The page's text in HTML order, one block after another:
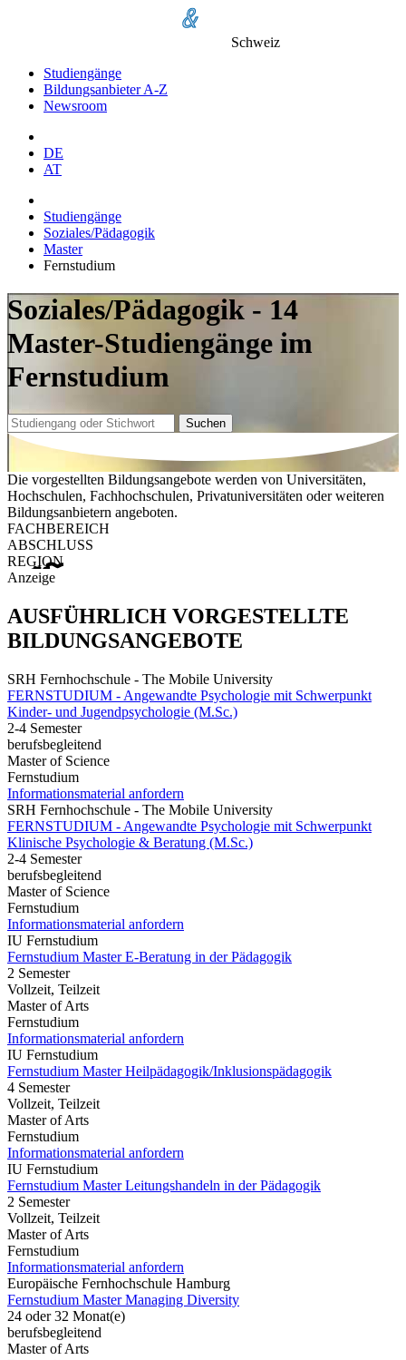
Schweiz
Studiengänge
Bildungsanbieter A-Z
Newsroom
DE
AT
Studiengänge
Soziales/Pädagogik
Master
Fernstudium
Soziales/Pädagogik - 14
Master-Studiengänge im
Fernstudium
Suchen
Die vorgestellten Bildungsangebote werden von Universitäten,
Hochschulen, Fachhochschulen, Privatuniversitäten oder weiteren
Bildungsanbietern angeboten.
FACHBEREICH
ABSCHLUSS
REGION
Anzeige
AUSFÜHRLICH VORGESTELLTE
BILDUNGSANGEBOTE
SRH Fernhochschule - The Mobile University
FERNSTUDIUM - Angewandte Psychologie mit Schwerpunkt
Kinder- und Jugendpsychologie (M.Sc.)
2-4 Semester
berufsbegleitend
Master of Science
Fernstudium
Informationsmaterial anfordern
SRH Fernhochschule - The Mobile University
FERNSTUDIUM - Angewandte Psychologie mit Schwerpunkt
Klinische Psychologie & Beratung (M.Sc.)
2-4 Semester
berufsbegleitend
Master of Science
Fernstudium
Informationsmaterial anfordern
IU Fernstudium
Fernstudium Master E-Beratung in der Pädagogik
2 Semester
Vollzeit, Teilzeit
Master of Arts
Fernstudium
Informationsmaterial anfordern
IU Fernstudium
Fernstudium Master Heilpädagogik/Inklusionspädagogik
4 Semester
Vollzeit, Teilzeit
Master of Arts
Fernstudium
Informationsmaterial anfordern
IU Fernstudium
Fernstudium Master Leitungshandeln in der Pädagogik
2 Semester
Vollzeit, Teilzeit
Master of Arts
Fernstudium
Informationsmaterial anfordern
Europäische Fernhochschule Hamburg
Fernstudium Master Managing Diversity
24 oder 32 Monat(e)
berufsbegleitend
Master of Arts